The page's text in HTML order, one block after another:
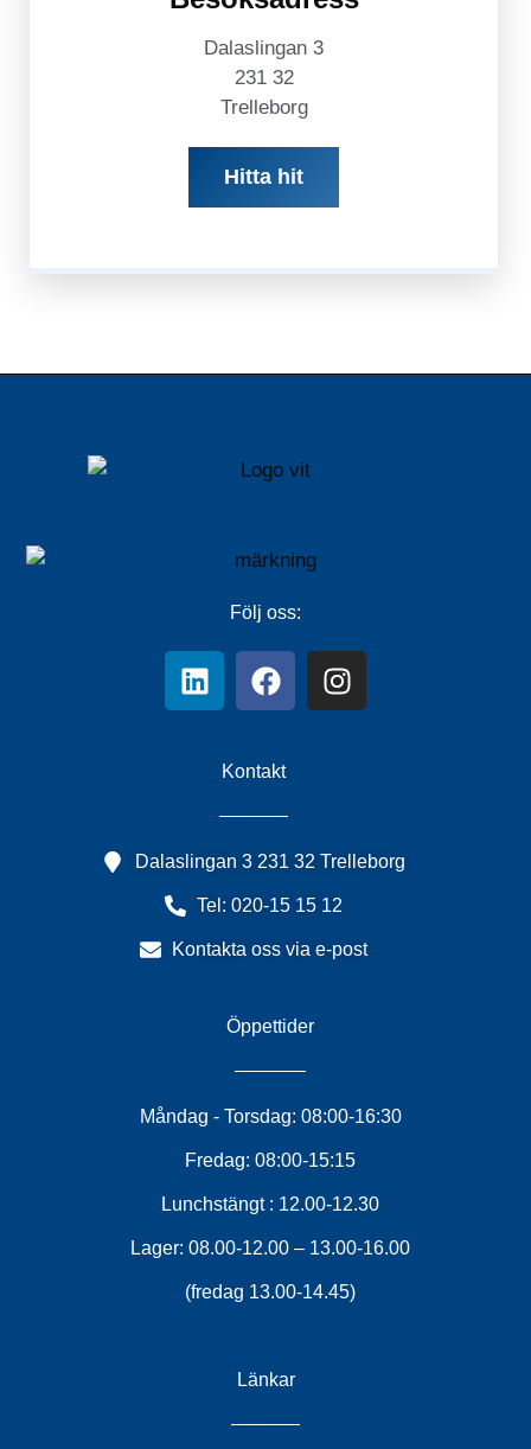
Dalaslingan 3
231 32
Trelleborg
Hitta hit
Följ oss:
Kontakt
Dalaslingan 3 231 32 Trelleborg
Tel: 020-15 15 12
Kontakta oss via e-post
Öppettider
Måndag - Torsdag: 08:00-16:30
Fredag: 08:00-15:15
Lunchstängt : 12.00-12.30
Lager: 08.00-12.00 – 13.00-16.00
(fredag 13.00-14.45)
Länkar